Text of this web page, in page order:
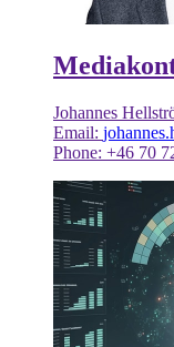
Johannes
Email:
Phone: +46 70